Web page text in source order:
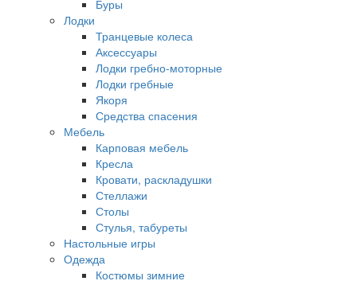
Буры
Лодки
Транцевые колеса
Аксессуары
Лодки гребно-моторные
Лодки гребные
Якоря
Средства спасения
Мебель
Карповая мебель
Кресла
Кровати, раскладушки
Стеллажи
Столы
Стулья, табуреты
Настольные игры
Одежда
Костюмы зимние